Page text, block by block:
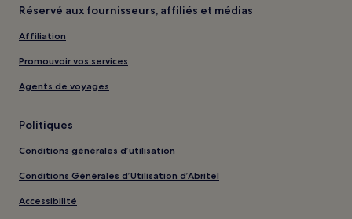
Réservé aux fournisseurs, affiliés et médias
Affiliation
Promouvoir vos services
Agents de voyages
Politiques
Conditions générales d’utilisation
Conditions Générales d’Utilisation d’Abritel
Accessibilité